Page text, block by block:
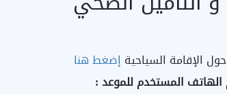
الإقامة السياحية إضغط هنا
الهاتف المستخدم للموعد :